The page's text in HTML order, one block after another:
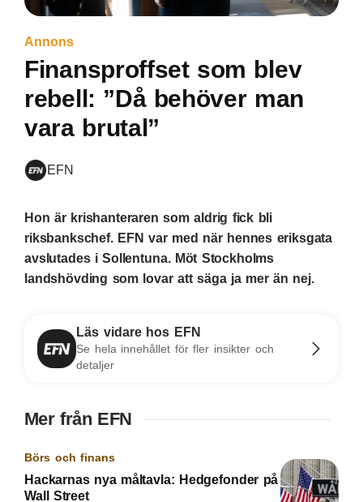
Annons
Finansproffset som blev
rebell: ”Då behöver man
vara brutal”
EFN
Hon är krishanteraren som aldrig fick bli
riksbankschef. EFN var med när hennes eriksgata
avslutades i Sollentuna. Möt Stockholms
landshövding som lovar att säga ja mer än nej.
Läs vidare hos EFN
Se hela innehållet för fler insikter och
detaljer
Mer från EFN
Börs och finans
Hackarnas nya måltavla: Hedgefonder på
Wall Street